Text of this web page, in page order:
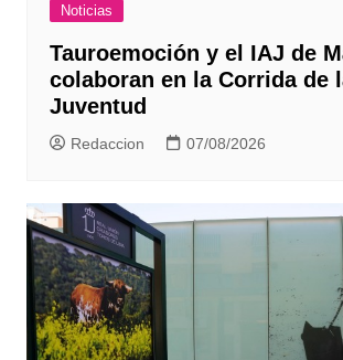
Noticias
Tauroemoción y el IAJ de
colaboran en la Corrida de
Juventud
Redaccion 07/08/2026